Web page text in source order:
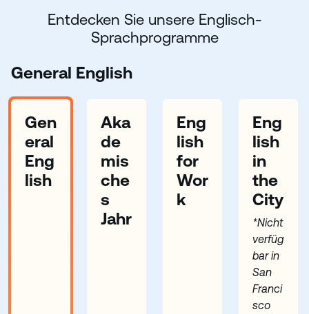
Entdecken Sie unsere Englisch-
Sprachprogramme
General English
Gen
eral
Eng
lish
Aka
de
mis
che
s
Jahr
Eng
lish
for
Wor
k
Eng
lish
in
the
City
*Nicht
verfüg
bar in
San
Franci
sco